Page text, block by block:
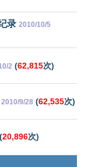
录 2010/10/5
2 (62,815次)
2010/9/28 (62,535次)
(20,896次)